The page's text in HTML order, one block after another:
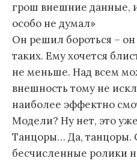
грош внешние данные,
особо не думал»
Он решил бороться – он
таких. Ему хочется
не меньше. Над всем
внешность тому не
наиболее эффектно
Модели? Ну нет, это
Танцоры… Да, танцоры.
бесчисленные ролики